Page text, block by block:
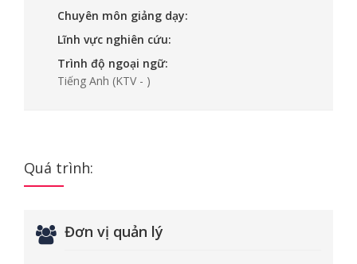
Chuyên môn giảng dạy:
Lĩnh vực nghiên cứu:
Trình độ ngoại ngữ:
Tiếng Anh (KTV - )
Quá trình:
Đơn vị quản lý